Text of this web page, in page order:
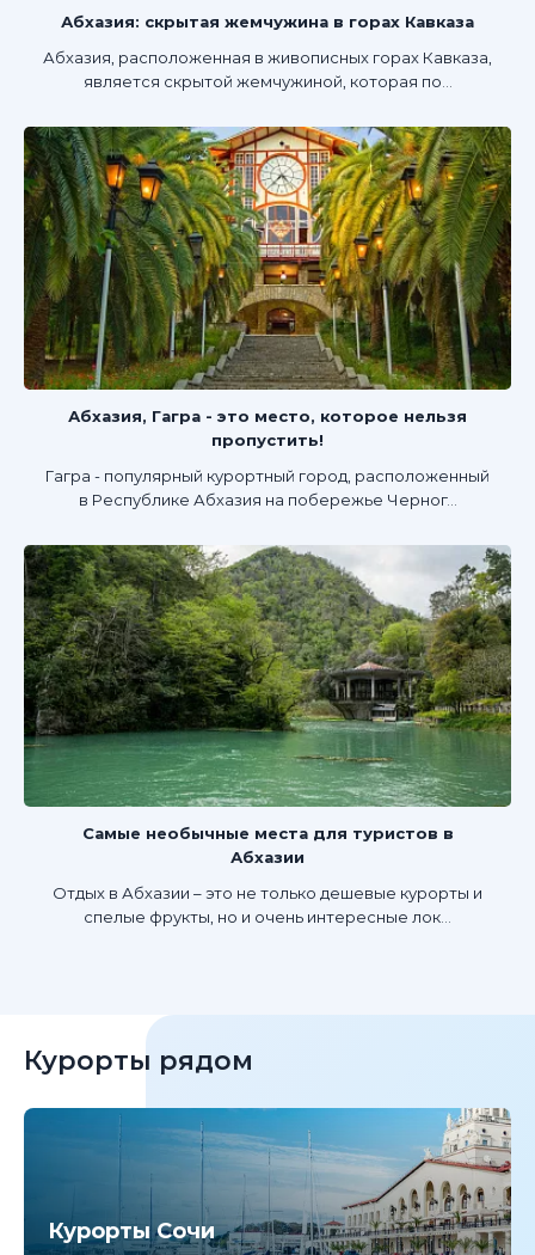
Абхазия: скрытая жемчужина в горах Кавказа
Абхазия, расположенная в живописных горах Кавказа,
является скрытой жемчужиной, которая по...
Абхазия, Гагра - это место, которое нельзя
пропустить!
Гагра - популярный курортный город, расположенный
в Республике Абхазия на побережье Черног...
Самые необычные места для туристов в
Абхазии
Отдых в Абхазии – это не только дешевые курорты и
спелые фрукты, но и очень интересные лок...
Курорты рядом
Курорты Сочи